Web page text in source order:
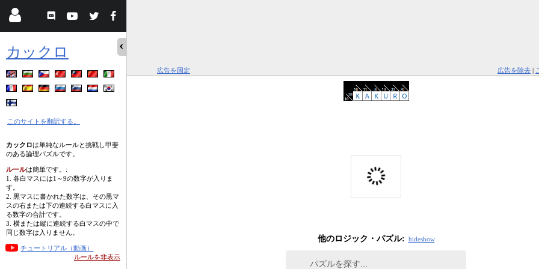
カックロ
このサイトを翻訳する。
カックロは単純なルールと挑戦し甲斐
のある論理パズルです。
ルールは簡単です。:
1. 各白マスには1～9の数字が入りま
す。
2. 黒マスに書かれた数字は、その黒マ
スの右または下の連続する白マスに入
る数字の合計です。
3. 横または縦に連続する白マスの中で
同じ数字は入りません。
チュートリアル（動画）
ルールを非表示
広告を固定 広告を除去 |
他のロジック・パズル: hideshow